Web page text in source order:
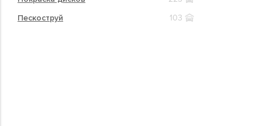
Пескоструй
103